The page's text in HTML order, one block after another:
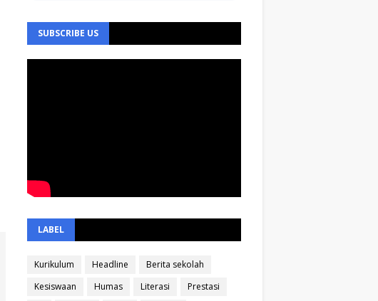
SUBSCRIBE US
LABEL
Kurikulum Headline
Berita sekolah
Kesiswaan
Humas Literasi
Prestasi